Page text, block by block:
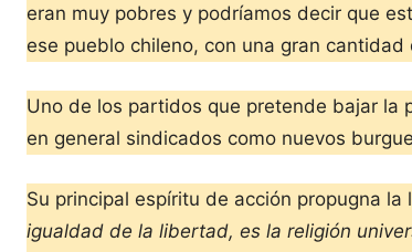
eran muy pobres y podríamos decir que
ese pueblo chileno, con una gran
Uno de los partidos que pretende bajar la
en general sindicados como nuevos
Su principal espíritu de acción propugna
igualdad de la libertad, es la religión